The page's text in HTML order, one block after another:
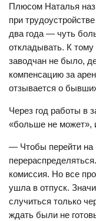
Плюсом Наталья
при
два года — чуть
откладывать. К
заводчан не было,
компенсацию за
отзывается о
Через год работы в
«больше не может»,
— Чтобы перейти на
комиссия. Но все
ушла в отпуск.
случиться только
ждать были не